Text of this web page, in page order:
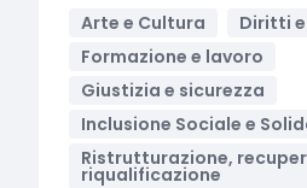
Arte e Cultura
Diritti
Formazione e lavoro
Giustizia e sicurezza
Inclusione Sociale e
Ristrutturazione,
riqualificazione